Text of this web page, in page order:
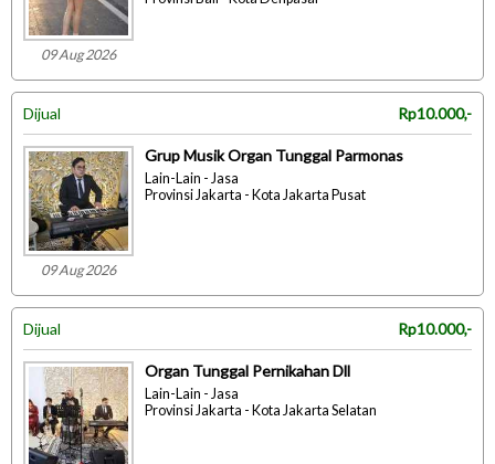
09 Aug 2026
Dijual Rp10.000,-
09 Aug 2026
Grup Musik Organ Tunggal Parmonas
Lain-Lain - Jasa
Provinsi Jakarta - Kota Jakarta Pusat
Dijual Rp10.000,-
Organ Tunggal Pernikahan Dll
Lain-Lain - Jasa
Provinsi Jakarta - Kota Jakarta Selatan